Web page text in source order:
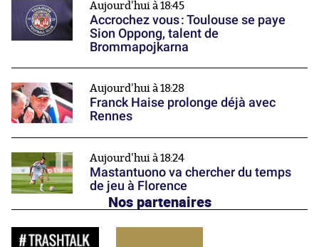
Aujourd'hui à 18:45
Accrochez vous : Toulouse se paye
Sion Oppong, talent de
Brommapojkarna
Aujourd'hui à 18:28
Franck Haise prolonge déjà avec
Rennes
Aujourd'hui à 18:24
Mastantuono va chercher du temps
de jeu à Florence
Nos partenaires